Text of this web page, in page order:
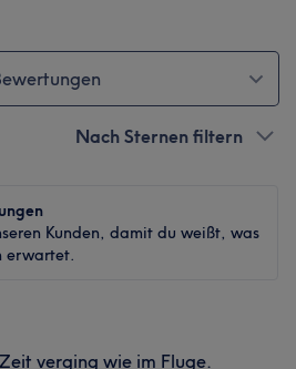
Nach Sternen filtern
Kunden, damit du weißt, was
erwartet.
verging wie im Fluge.